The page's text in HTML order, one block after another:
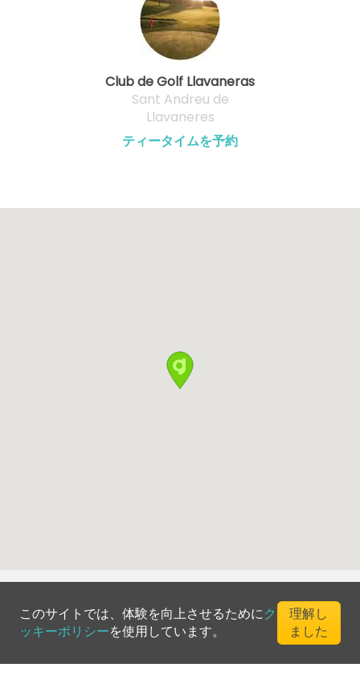
Club de Golf Llavaneras
Sant Andreu de
Llavaneres
ティータイムを予約
All Rights Reserved
このサイトでは、体験を向上させるためにク
ッキーポリシーを使用しています。
理解し
ました